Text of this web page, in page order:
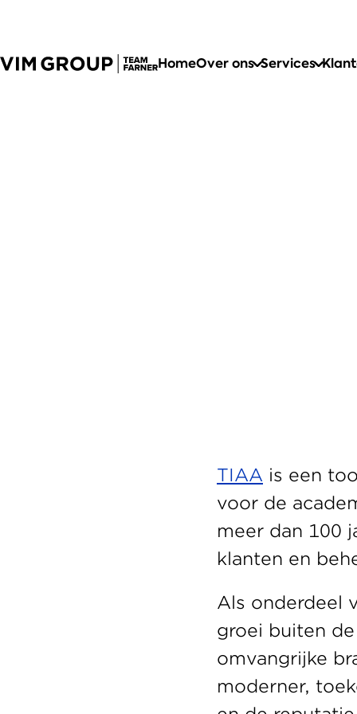
HomeOver ons Services
TIAA is een
voor de
meer dan 100
klanten en
Als onderdeel
groei buiten
omvangrijke
moderner,